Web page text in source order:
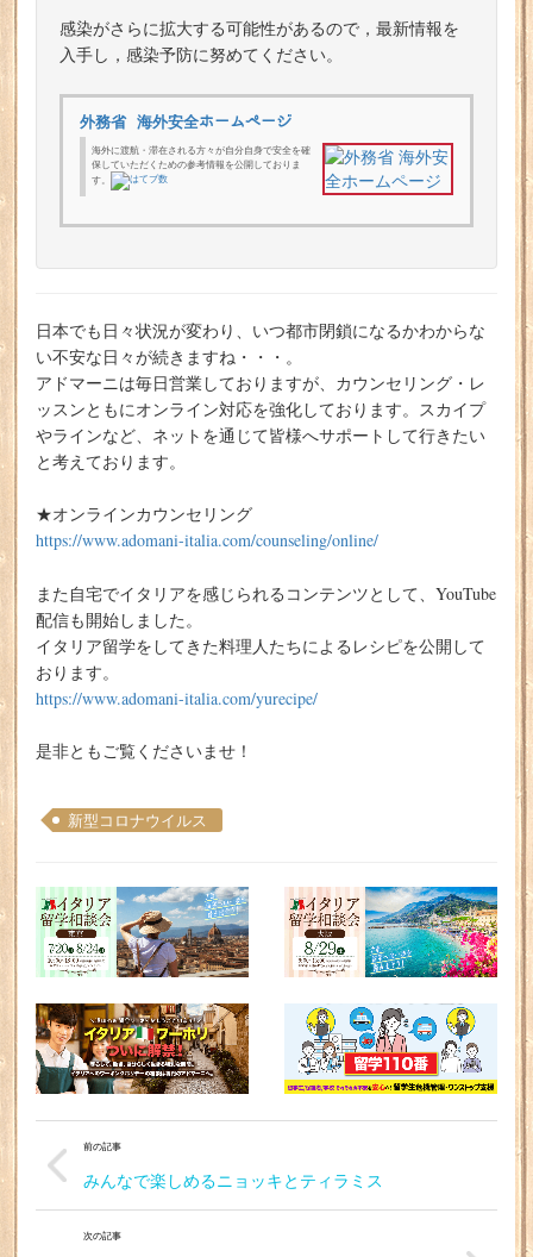
感染がさらに拡大する可能性があるので，最新情報を
入手し，感染予防に努めてください。
外務省 海外安全ホームページ
海外に渡航・滞在される方々が自分自身で安全を確
保していただくための参考情報を公開しておりま
す。
日本でも日々状況が変わり、いつ都市閉鎖になるかわからな
い不安な日々が続きますね・・・。
アドマーニは毎日営業しておりますが、カウンセリング・レ
ッスンともにオンライン対応を強化しております。スカイプ
やラインなど、ネットを通じて皆様へサポートして行きたい
と考えております。
★オンラインカウンセリング
https://www.adomani-italia.com/counseling/online/
また自宅でイタリアを感じられるコンテンツとして、YouTube
配信も開始しました。
イタリア留学をしてきた料理人たちによるレシピを公開して
おります。
https://www.adomani-italia.com/yurecipe/
是非ともご覧くださいませ！
新型コロナウイルス
前の記事
みんなで楽しめるニョッキとティラミス
次の記事